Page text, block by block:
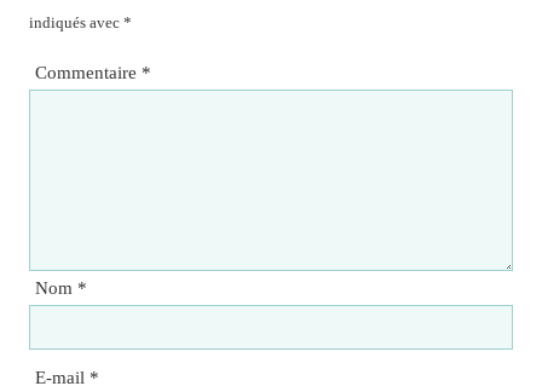
indiqués avec *
Commentaire *
Nom *
E-mail *